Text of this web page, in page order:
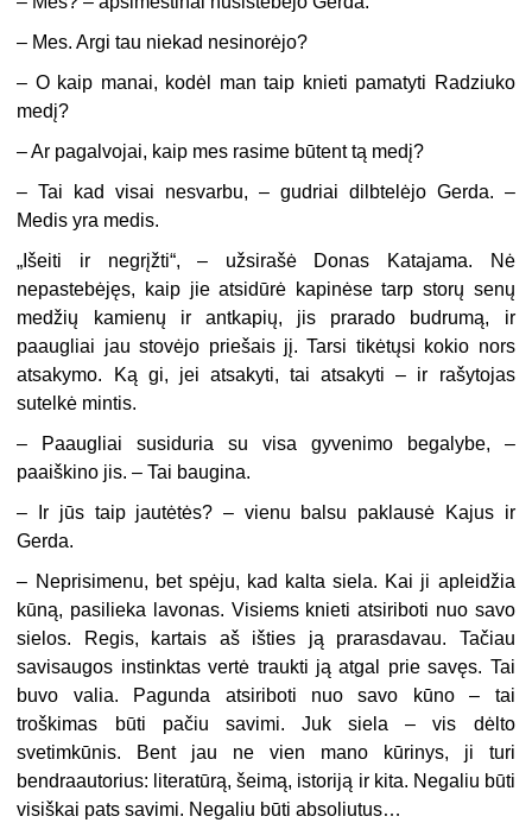
– Mes. Argi tau niekad nesinorėjo?
– O kaip manai, kodėl man taip knieti pamatyti Radziuko
medį?
– Ar pagalvojai, kaip mes rasime būtent tą medį?
– Tai kad visai nesvarbu, – gudriai dilbtelėjo Gerda. –
Medis yra medis.
„Išeiti ir negrįžti“, – užsirašė Donas Katajama. Nė
nepastebėjęs, kaip jie atsidūrė kapinėse tarp storų senų
medžių kamienų ir antkapių, jis prarado budrumą, ir
paaugliai jau stovėjo priešais jį. Tarsi tikėtųsi kokio nors
atsakymo. Ką gi, jei atsakyti, tai atsakyti – ir rašytojas
sutelkė mintis.
– Paaugliai susiduria su visa gyvenimo begalybe, –
paaiškino jis. – Tai baugina.
– Ir jūs taip jautėtės? – vienu balsu paklausė Kajus ir
Gerda.
– Neprisimenu, bet spėju, kad kalta siela. Kai ji apleidžia
kūną, pasilieka lavonas. Visiems knieti atsiriboti nuo savo
sielos. Regis, kartais aš išties ją prarasdavau. Tačiau
savisaugos instinktas vertė traukti ją atgal prie savęs. Tai
buvo valia. Pagunda atsiriboti nuo savo kūno – tai
troškimas būti pačiu savimi. Juk siela – vis dėlto
svetimkūnis. Bent jau ne vien mano kūrinys, ji turi
bendraautorius: literatūrą, šeimą, istoriją ir kita. Negaliu būti
visiškai pats savimi. Negaliu būti absoliutus…